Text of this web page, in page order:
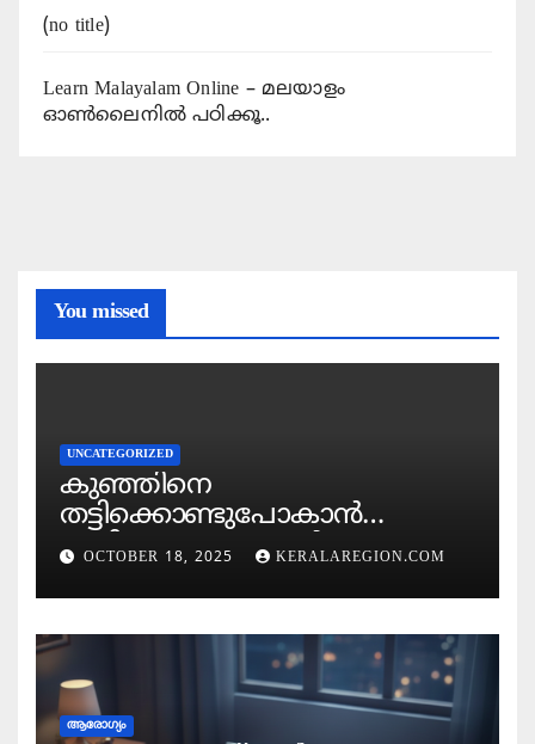
(no title)
Learn Malayalam Online – മലയാളം
ഓണ്‍ലൈനില്‍ പഠിക്കൂ..
You missed
UNCATEGORIZED
കുഞ്ഞിനെ
തട്ടിക്കൊണ്ടുപോകാൻ
ശ്രമിക്കുന്ന കഴുകൻ
ചുണക്കുട്ടന്‍ നായയുടെ
ധൈര്യത്തില്‍ കുഞ്ഞ്
രക്ഷപ്പെട്ടു — വൈറൽ
OCTOBER 18, 2025 KERALAREGION.COM
ആരോഗ്യം